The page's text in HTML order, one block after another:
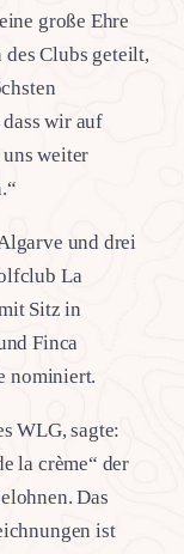
große Ehre
Clubs geteilt,
wir auf
weiter
und drei
La
Sitz in
Finca
nominiert.
WLG, sagte:
la crème“ der
Das
ist